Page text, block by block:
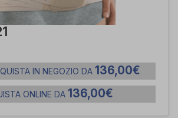
IN NEGOZIO DA 136,00€
ONLINE DA 136,00€